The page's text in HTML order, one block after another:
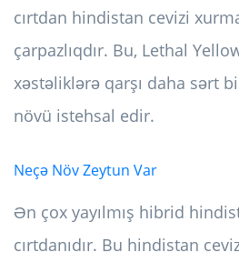
cırtdan hindistan cevizi
çarpazlıqdır. Bu, Lethal
xəstəliklərə qarşı daha sərt
növü istehsal edir.
Neçə Növ Zeytun Var
Ən çox yayılmış hibrid
cırtdanıdır. Bu hindistan